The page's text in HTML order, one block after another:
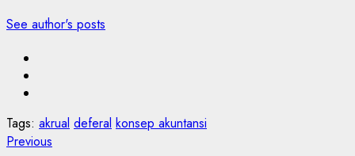
See author's posts
Tags: akrual deferal konsep akuntansi
Post
Previous